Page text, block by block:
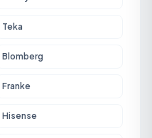
Teka
Blomberg
Franke
Hisense